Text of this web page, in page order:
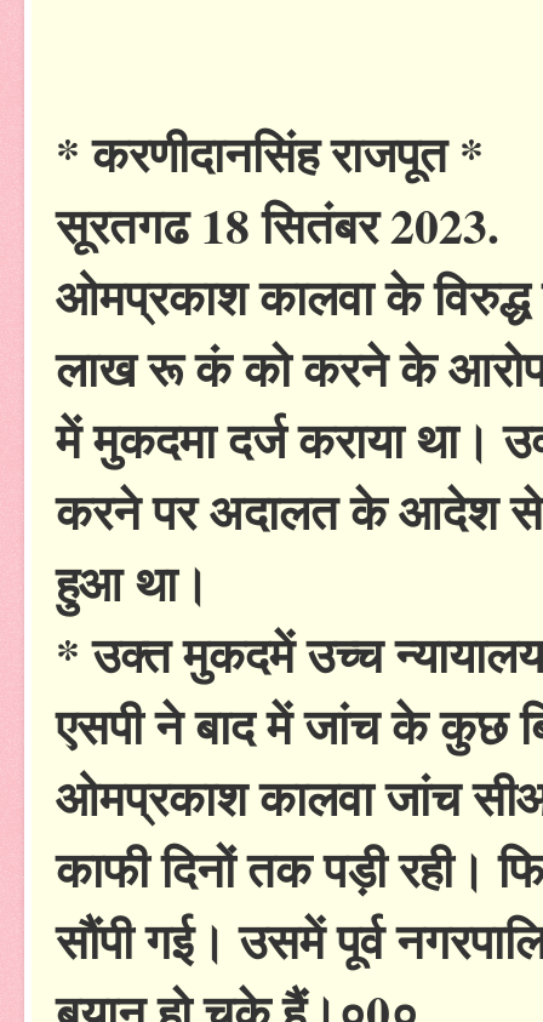
* करणीदानसिंह राजपूत *
सूरतगढ 18 सितंबर 2023.
ओमप्रकाश कालवा के
लाख रू कं को करने के आरोप
में मुकदमा दर्ज कराया था।
करने पर अदालत के आदेश से
हुआ था।
* उक्त मुकदमें उच्च
एसपी ने बाद में जांच के कुछ
ओमप्रकाश कालवा जांच
काफी दिनों तक पड़ी रही।
सौंपी गई। उसमें पूर्व